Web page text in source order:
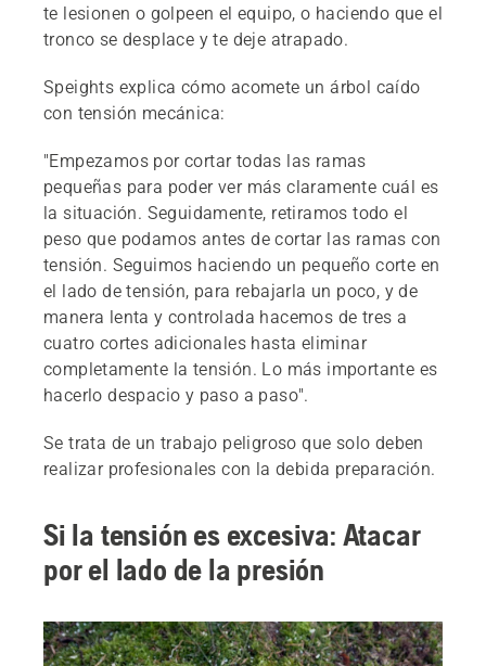
te lesionen o golpeen el equipo, o haciendo que el
tronco se desplace y te deje atrapado.
Speights explica cómo acomete un árbol caído
con tensión mecánica:
"Empezamos por cortar todas las ramas
pequeñas para poder ver más claramente cuál es
la situación. Seguidamente, retiramos todo el
peso que podamos antes de cortar las ramas con
tensión. Seguimos haciendo un pequeño corte en
el lado de tensión, para rebajarla un poco, y de
manera lenta y controlada hacemos de tres a
cuatro cortes adicionales hasta eliminar
completamente la tensión. Lo más importante es
hacerlo despacio y paso a paso".
Se trata de un trabajo peligroso que solo deben
realizar profesionales con la debida preparación.
Si la tensión es excesiva: Atacar
por el lado de la presión